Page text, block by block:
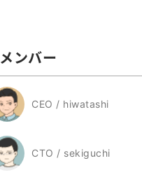
メンバー
CEO / hiwatashi
CTO / sekiguchi